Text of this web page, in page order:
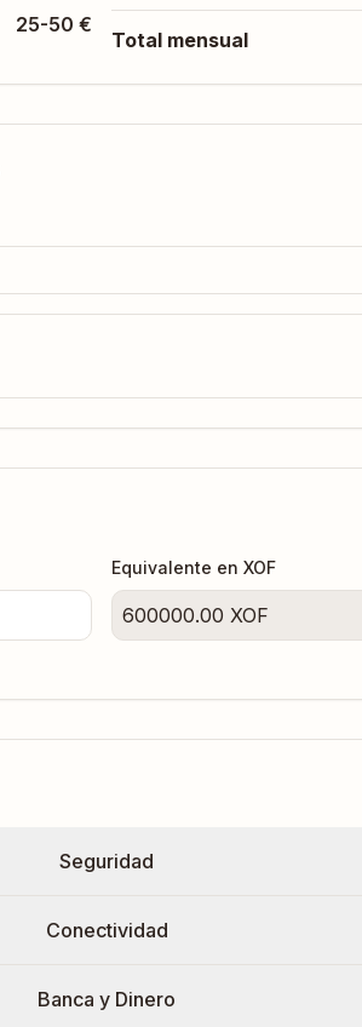
25-50 €
Total mensual
Equivalente enXOF
600000.00 XOF
Seguridad
Conectividad
Banca y Dinero